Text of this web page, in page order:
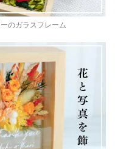
のガラスフレーム